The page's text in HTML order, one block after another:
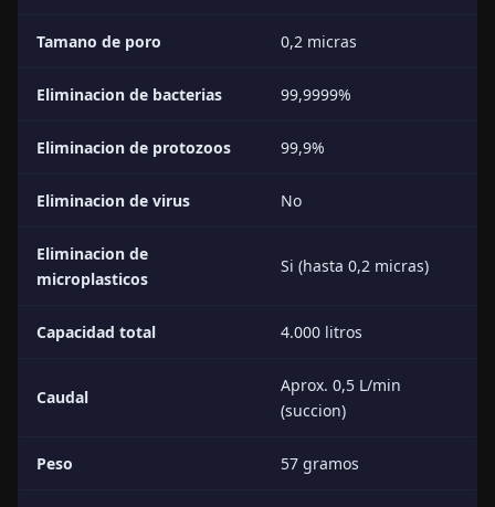
Tamano de poro 0,2 micras
Eliminacion de bacterias 99,9999%
Eliminacion de protozoos 99,9%
Eliminacion de virus No
Eliminacion de
microplasticos
Si (hasta 0,2 micras)
Capacidad total 4.000 litros
Caudal
Aprox. 0,5 L/min
(succion)
Peso 57 gramos